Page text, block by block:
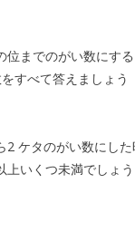
までのがい数にす
すべて答えましょう
ケタのがい数にし
上いくつ未満でしょう